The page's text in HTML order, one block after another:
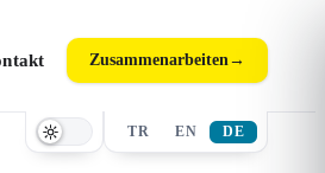
Zusammenarbeiten→
TR EN DE